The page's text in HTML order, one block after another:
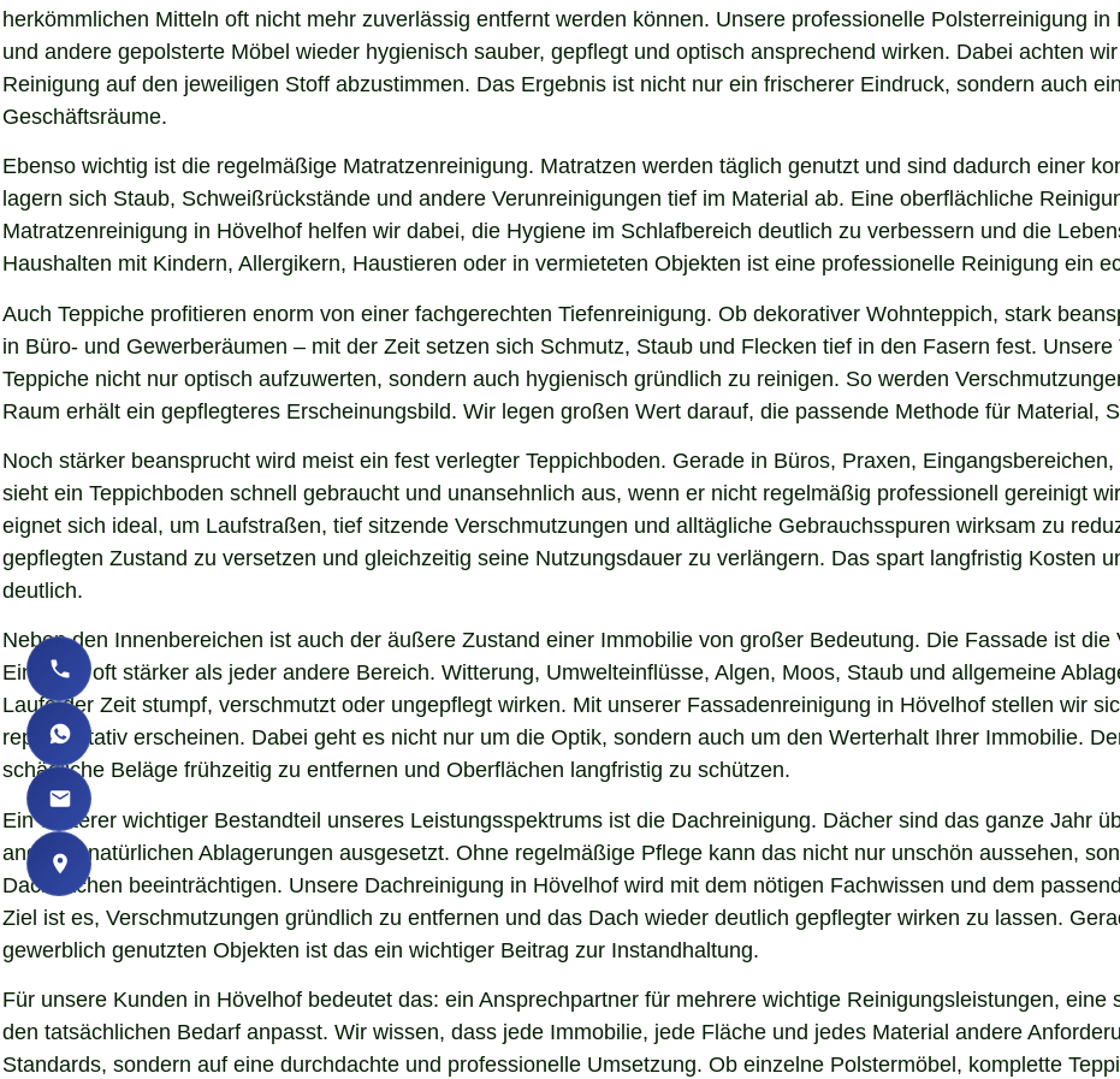
herkömmlichen Mitteln oft nicht mehr zuverlässig entfernt werden können. Unsere professionelle Polsterreinigung
und andere gepolsterte Möbel wieder hygienisch sauber, gepflegt und optisch ansprechend wirken. Dabei achten
Reinigung auf den jeweiligen Stoff abzustimmen. Das Ergebnis ist nicht nur ein frischerer Eindruck, sondern auch
Geschäftsräume.
Ebenso wichtig ist die regelmäßige Matratzenreinigung. Matratzen werden täglich genutzt und sind dadurch einer
lagern sich Staub, Schweißrückstände und andere Verunreinigungen tief im Material ab. Eine oberflächliche
Matratzenreinigung in Hövelhof helfen wir dabei, die Hygiene im Schlafbereich deutlich zu verbessern und die
Haushalten mit Kindern, Allergikern, Haustieren oder in vermieteten Objekten ist eine professionelle Reinigung ein
Auch Teppiche profitieren enorm von einer fachgerechten Tiefenreinigung. Ob dekorativer Wohnteppich, stark
in Büro- und Gewerberäumen – mit der Zeit setzen sich Schmutz, Staub und Flecken tief in den Fasern fest.
Teppiche nicht nur optisch aufzuwerten, sondern auch hygienisch gründlich zu reinigen. So werden
Raum erhält ein gepflegteres Erscheinungsbild. Wir legen großen Wert darauf, die passende Methode für Material,
Noch stärker beansprucht wird meist ein fest verlegter Teppichboden. Gerade in Büros, Praxen,
sieht ein Teppichboden schnell gebraucht und unansehnlich aus, wenn er nicht regelmäßig professionell gereinigt
eignet sich ideal, um Laufstraßen, tief sitzende Verschmutzungen und alltägliche Gebrauchsspuren wirksam zu
gepflegten Zustand zu versetzen und gleichzeitig seine Nutzungsdauer zu verlängern. Das spart langfristig Kosten
deutlich.
Neben den Innenbereichen ist auch der äußere Zustand einer Immobilie von großer Bedeutung. Die Fassade ist
Eindruck oft stärker als jeder andere Bereich. Witterung, Umwelteinflüsse, Algen, Moos, Staub und allgemeine
Laufe der Zeit stumpf, verschmutzt oder ungepflegt wirken. Mit unserer Fassadenreinigung in Hövelhof stellen wir
repräsentativ erscheinen. Dabei geht es nicht nur um die Optik, sondern auch um den Werterhalt Ihrer Immobilie.
schädliche Beläge frühzeitig zu entfernen und Oberflächen langfristig zu schützen.
Ein weiterer wichtiger Bestandteil unseres Leistungsspektrums ist die Dachreinigung. Dächer sind das ganze Jahr
anderen natürlichen Ablagerungen ausgesetzt. Ohne regelmäßige Pflege kann das nicht nur unschön aussehen,
Dachflächen beeinträchtigen. Unsere Dachreinigung in Hövelhof wird mit dem nötigen Fachwissen und dem
Ziel ist es, Verschmutzungen gründlich zu entfernen und das Dach wieder deutlich gepflegter wirken zu lassen.
gewerblich genutzten Objekten ist das ein wichtiger Beitrag zur Instandhaltung.
Für unsere Kunden in Hövelhof bedeutet das: ein Ansprechpartner für mehrere wichtige Reinigungsleistungen,
den tatsächlichen Bedarf anpasst. Wir wissen, dass jede Immobilie, jede Fläche und jedes Material andere
Standards, sondern auf eine durchdachte und professionelle Umsetzung. Ob einzelne Polstermöbel, komplette